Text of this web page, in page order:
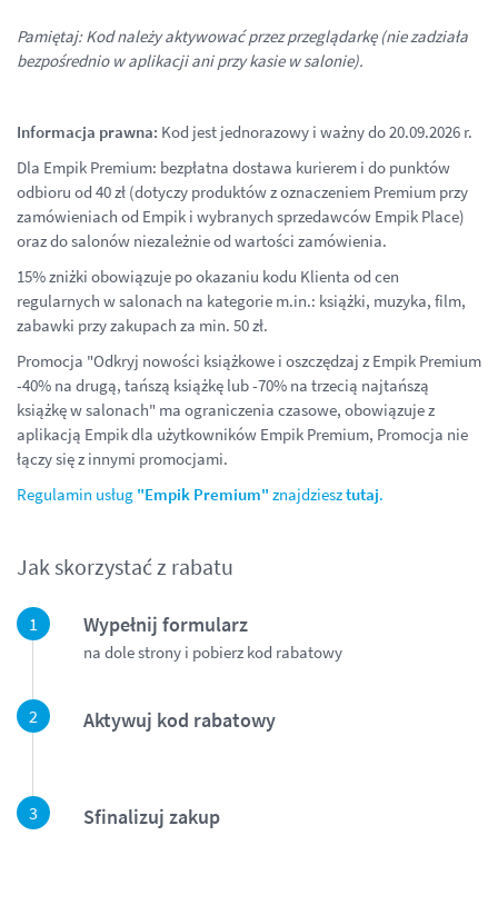
Pamiętaj: Kod należy aktywować przez przeglądarkę (nie zadziała
bezpośrednio w aplikacji ani przy kasie w salonie).
Informacja prawna: Kod jest jednorazowy i ważny do 20.09.2026 r.
Dla Empik Premium: bezpłatna dostawa kurierem i do punktów
odbioru od 40 zł (dotyczy produktów z oznaczeniem Premium przy
zamówieniach od Empik i wybranych sprzedawców Empik Place)
oraz do salonów niezależnie od wartości zamówienia.
15% zniżki obowiązuje po okazaniu kodu Klienta od cen
regularnych w salonach na kategorie m.in.: książki, muzyka, film,
zabawki przy zakupach za min. 50 zł.
Promocja "Odkryj nowości książkowe i oszczędzaj z Empik Premium
-40% na drugą, tańszą książkę lub -70% na trzecią najtańszą
książkę w salonach" ma ograniczenia czasowe, obowiązuje z
aplikacją Empik dla użytkowników Empik Premium, Promocja nie
łączy się z innymi promocjami.
Regulamin usług "Empik Premium" znajdziesztutaj.
Jak skorzystać z rabatu
Wypełnij formularz
na dole strony i pobierz kod rabatowy
Aktywuj kod rabatowy
Sfinalizuj zakup